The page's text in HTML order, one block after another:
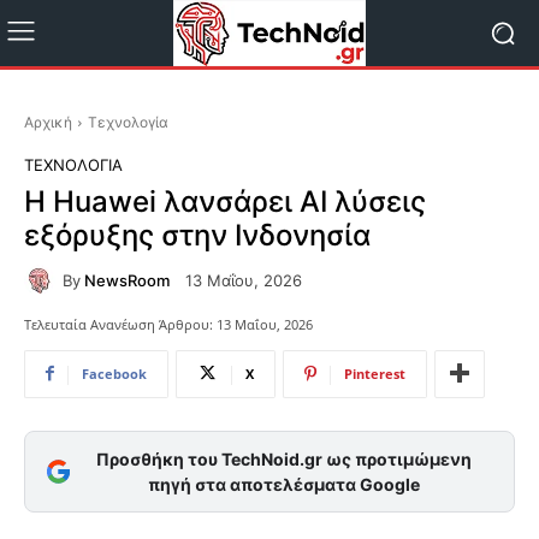
Αρχική Τεχνολογία
ΤΕΧΝΟΛΟΓΊΑ
Η Huawei λανσάρει AI λύσεις
εξόρυξης στην Ινδονησία
By NewsRoom 13 Μαΐου, 2026
Τελευταία Ανανέωση Άρθρου: 13 Μαΐου, 2026
Facebook X Pinterest
Προσθήκη του TechNoid.gr ως προτιμώμενη
πηγή στα αποτελέσματα Google